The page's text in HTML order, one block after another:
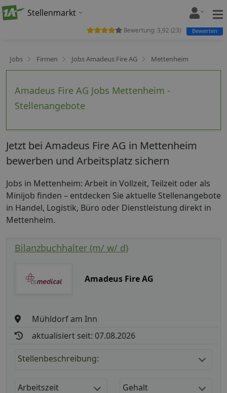
Stellenmarkt
Jobs Firmen Jobs Amadeus Fire AG Mettenheim
Amadeus Fire AG Jobs Mettenheim -
Stellenangebote
Bewertung: 3,92 (23) Bewerten
Jetzt bei Amadeus Fire AG in Mettenheim
bewerben und Arbeitsplatz sichern
Jobs in Mettenheim: Arbeit in Vollzeit, Teilzeit oder als
Minijob finden – entdecken Sie aktuelle Stellenangebote
in Handel, Logistik, Büro oder Dienstleistung direkt in
Mettenheim.
Bilanzbuchhalter (m/ w/ d)
Amadeus Fire AG
Mühldorf am Inn
aktualisiert seit: 07.08.2026
Stellenbeschreibung:
Arbeitszeit Gehalt